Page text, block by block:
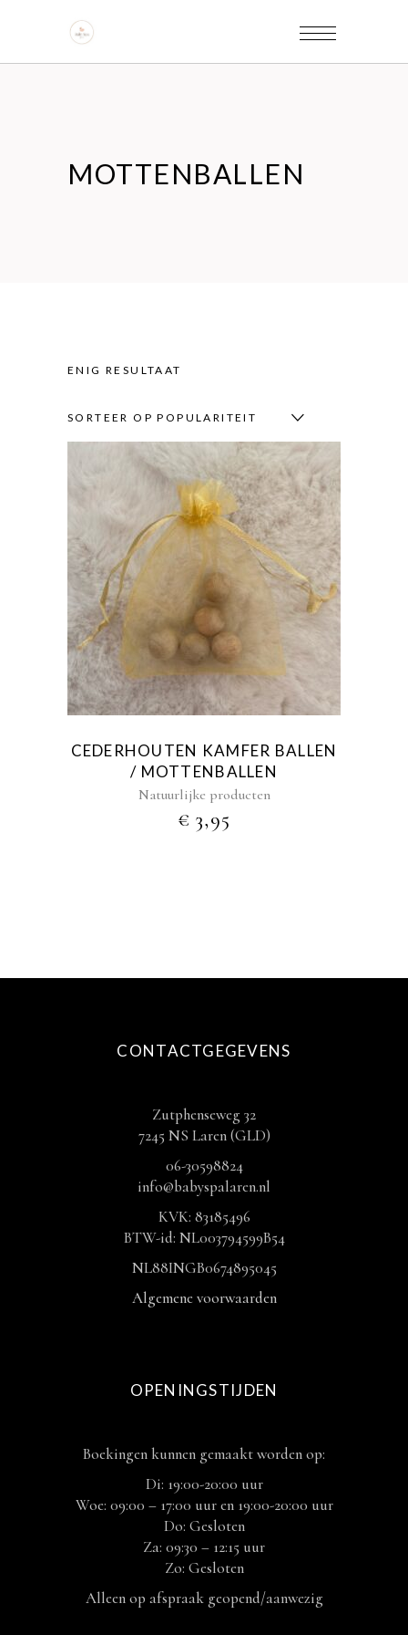
MOTTENBALLEN
ENIG RESULTAAT
SORTEER OP POPULARITEIT
CEDERHOUTEN KAMFER BALLEN
/ MOTTENBALLEN
Natuurlijke producten
€ 3,95
CONTACTGEGEVENS
Zutphenseweg 32
7245 NS Laren (GLD)
06-30598824
info@babyspalaren.nl
KVK: 83185496
BTW-id: NL003794599B54
NL88INGB0674895045
Algemene voorwaarden
OPENINGSTIJDEN
Boekingen kunnen gemaakt worden op:
Di: 19:00-20:00 uur
Woe: 09:00 – 17:00 uur en 19:00-20:00 uur
Do: Gesloten
Za: 09:30 – 12:15 uur
Zo: Gesloten
Alleen op afspraak geopend/aanwezig